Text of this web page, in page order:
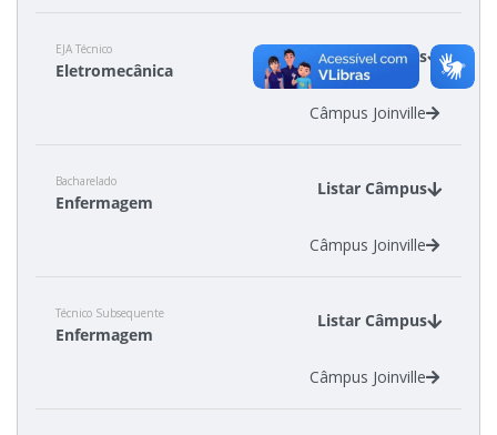
Estatísticas dos Processos Seletivos
EJA Técnico
Eletromecânica
Listar Câmpus
Câmpus Joinville
Bacharelado
Enfermagem
Listar Câmpus
Câmpus Joinville
Técnico Subsequente
Enfermagem
Listar Câmpus
Câmpus Joinville